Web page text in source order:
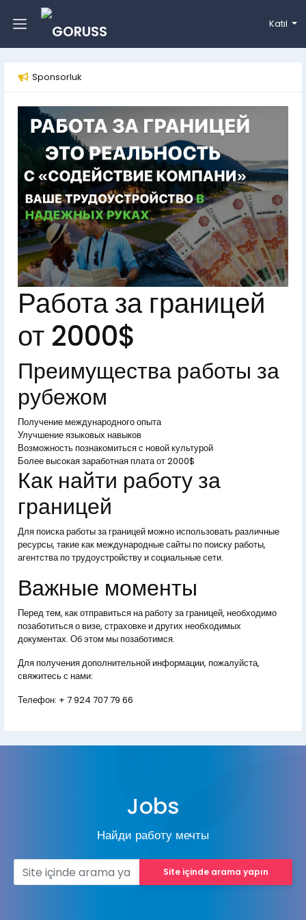
Katıl
Sponsorluk
Работа за границей
от 2000$
Преимущества работы за
рубежом
Получение международного опыта
Улучшение языковых навыков
Возможность познакомиться с новой культурой
Более высокая заработная плата от 2000$
Как найти работу за
границей
Для поиска работы за границей можно использовать различные
ресурсы, такие как международные сайты по поиску работы,
агентства по трудоустройству и социальные сети.
Важные моменты
Перед тем, как отправиться на работу за границей, необходимо
позаботиться о визе, страховке и других необходимых
документах. Об этом мы позаботимся.
Для получения дополнительной информации, пожалуйста,
свяжитесь с нами:
Телефон: + 7 924 707 79 66
Jobs
Найди работу мечты
Site içinde arama yapın